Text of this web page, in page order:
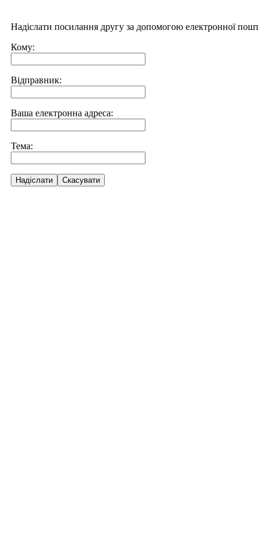
Надіслати посилання другу за допомогою електронної
Кому:
Відправник:
Ваша електронна адреса:
Тема:
Надіслати Скасувати